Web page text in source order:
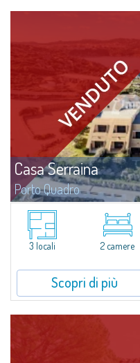
Casa Serraina
Porto Quadro
Affacciato sul blu cristallino del
Porto Quadro unisce il comfort
spinge fino alla Corsica. Ideale
3 locali
2 camere
Scopri di più